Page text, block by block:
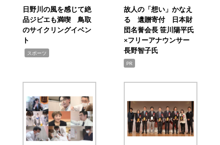
日野川の風を感じて絶
品ジビエも満喫 鳥取
のサイクリングイベン
ト
スポーツ
故人の「想い」かなえ
る 遺贈寄付 日本財
団名誉会長 笹川陽平氏
×フリーアナウンサー
長野智子氏
PR